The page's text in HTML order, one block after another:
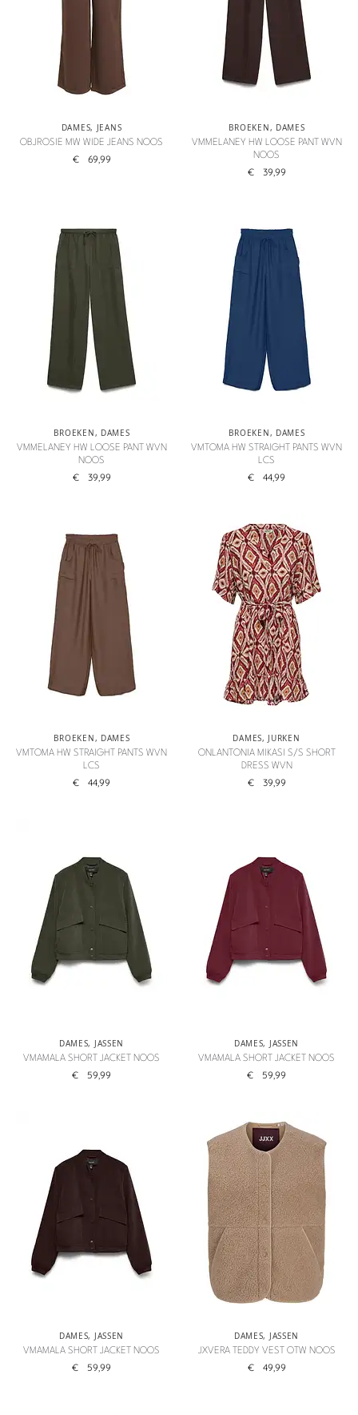
DAMES, JEANS
OBJROSIE MW WIDE JEANS NOOS
€ 69,99
BROEKEN, DAMES
VMMELANEY HW LOOSE PANT WVN
NOOS
€ 39,99
BROEKEN, DAMES
VMMELANEY HW LOOSE PANT WVN
NOOS
€ 39,99
BROEKEN, DAMES
VMTOMA HW STRAIGHT PANTS WVN
LCS
€ 44,99
BROEKEN, DAMES
VMTOMA HW STRAIGHT PANTS WVN
LCS
€ 44,99
DAMES, JURKEN
ONLANTONIA MIKASI S/S SHORT
DRESS WVN
€ 39,99
DAMES, JASSEN
VMAMALA SHORT JACKET NOOS
€ 59,99
DAMES, JASSEN
VMAMALA SHORT JACKET NOOS
€ 59,99
DAMES, JASSEN
VMAMALA SHORT JACKET NOOS
€ 59,99
DAMES, JASSEN
JXVERA TEDDY VEST OTW NOOS
€ 49,99